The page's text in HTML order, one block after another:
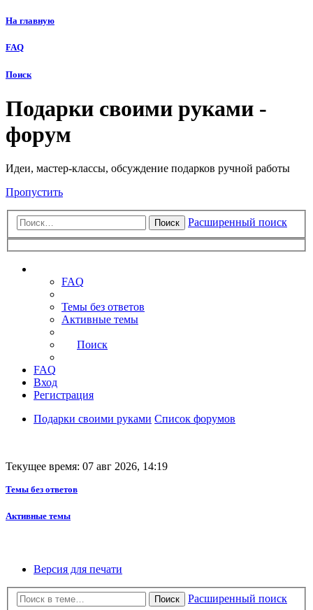
На главную
FAQ
Поиск
Подарки своими руками -
форум
Идеи, мастер-классы, обсуждение подарков ручной работы
Пропустить
Поиск Расширенный поиск
FAQ
Темы без ответов
Активные темы
Поиск
FAQ
Вход
Регистрация
Подарки своими руками Список форумов
Текущее время: 07 авг 2026, 14:19
Темы без ответов
Активные темы
Версия для печати
Поиск
Расширенный поиск